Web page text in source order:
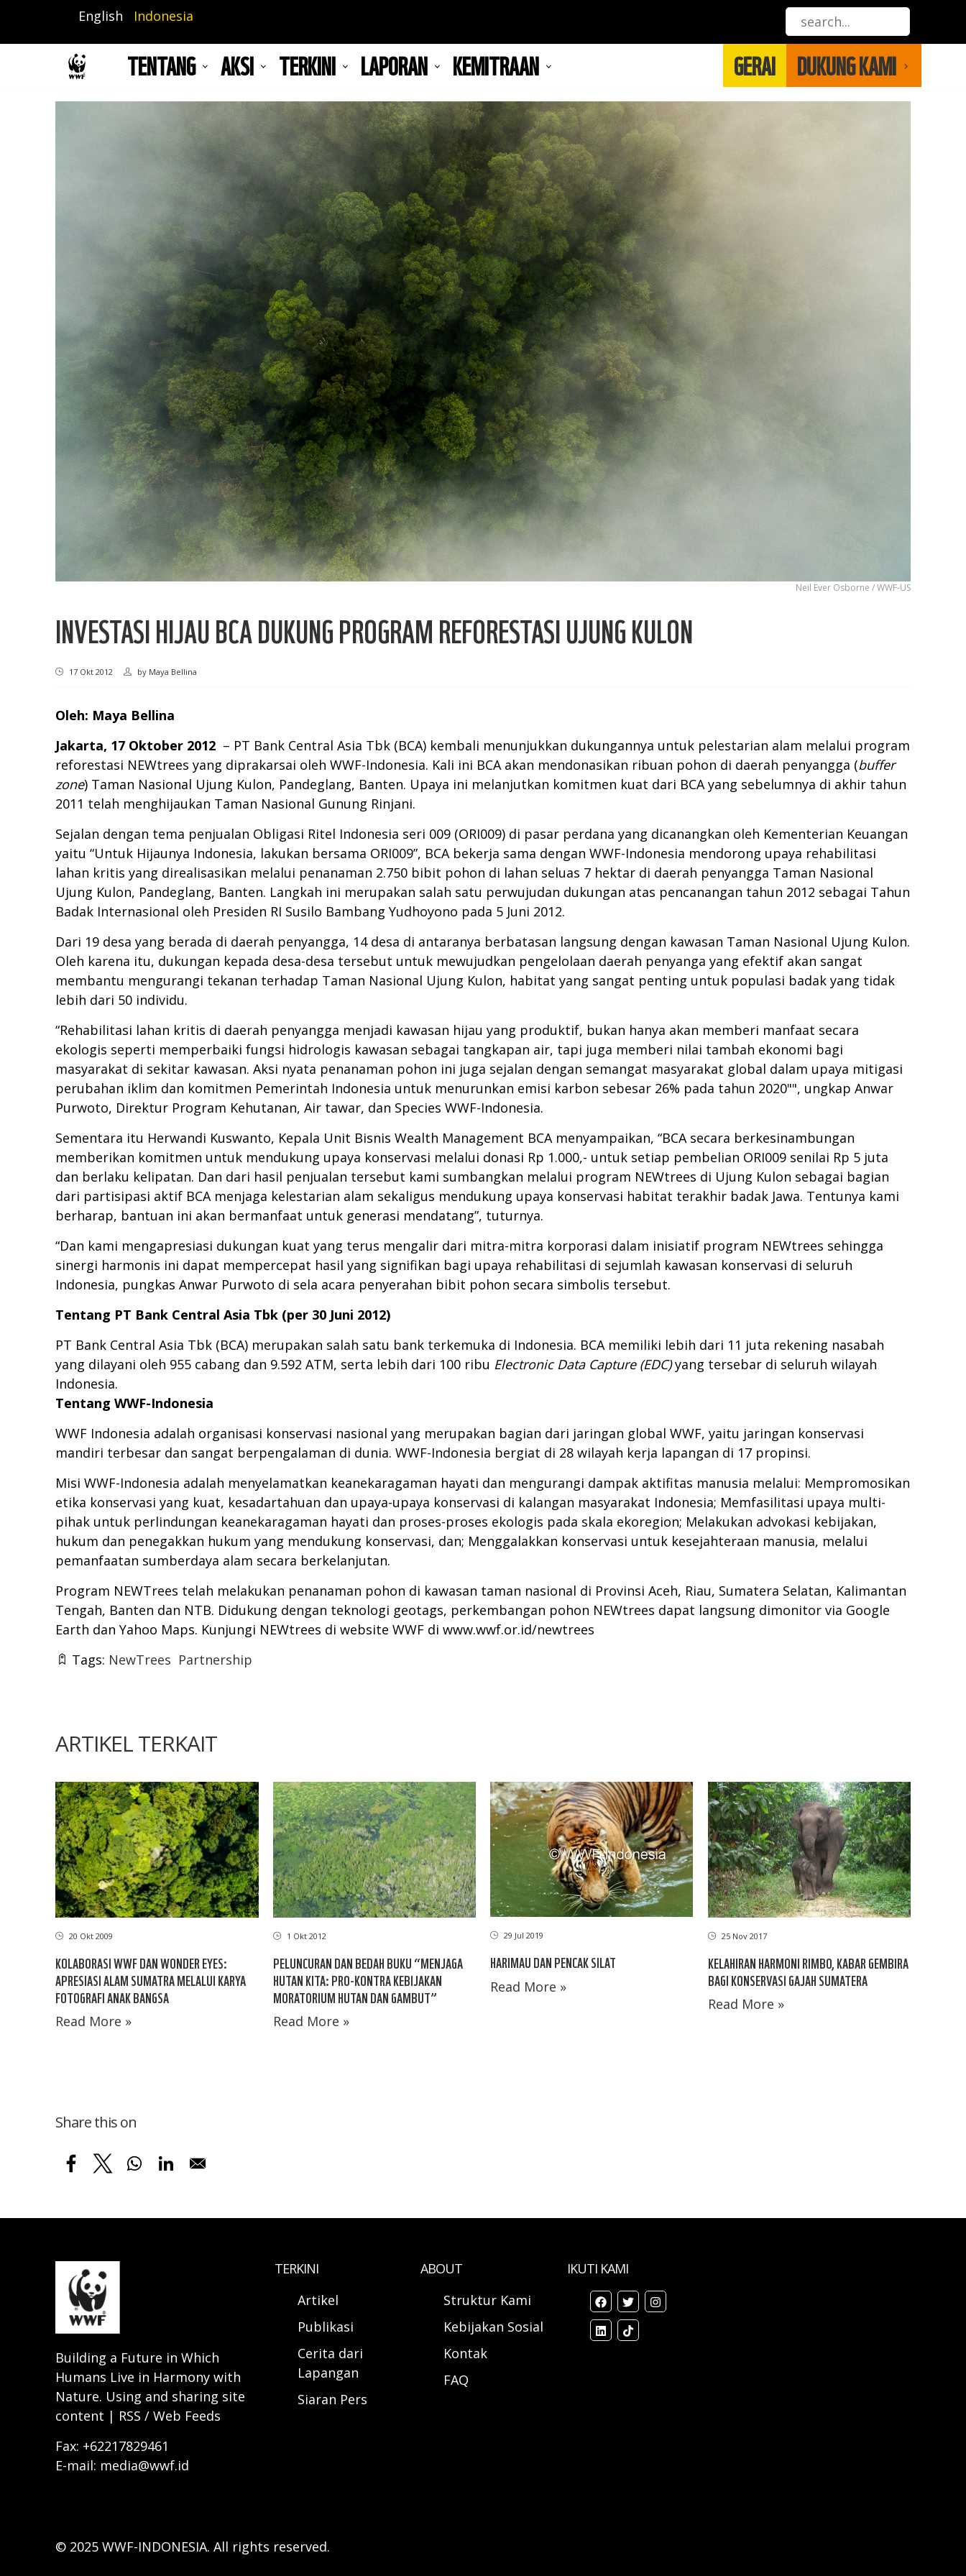
isi
English Indonesia
TENTANG AKSI TERKINI LAPORAN KEMITRAAN GERAI DUKUNG KAMI
Neil Ever Osborne / WWF-US
INVESTASI HIJAU BCA DUKUNG PROGRAM REFORESTASI UJUNG KULON
17 Okt 2012 by Maya Bellina
Oleh: Maya Bellina
Jakarta, 17 Oktober 2012 – PT Bank Central Asia Tbk (BCA) kembali menunjukkan dukungannya untuk pelestarian alam melalui program
reforestasi NEWtrees yang diprakarsai oleh WWF-Indonesia. Kali ini BCA akan mendonasikan ribuan pohon di daerah penyangga (buffer
zone) Taman Nasional Ujung Kulon, Pandeglang, Banten. Upaya ini melanjutkan komitmen kuat dari BCA yang sebelumnya di akhir tahun
2011 telah menghijaukan Taman Nasional Gunung Rinjani.
Sejalan dengan tema penjualan Obligasi Ritel Indonesia seri 009 (ORI009) di pasar perdana yang dicanangkan oleh Kementerian Keuangan
yaitu “Untuk Hijaunya Indonesia, lakukan bersama ORI009”, BCA bekerja sama dengan WWF-Indonesia mendorong upaya rehabilitasi
lahan kritis yang direalisasikan melalui penanaman 2.750 bibit pohon di lahan seluas 7 hektar di daerah penyangga Taman Nasional
Ujung Kulon, Pandeglang, Banten. Langkah ini merupakan salah satu perwujudan dukungan atas pencanangan tahun 2012 sebagai Tahun
Badak Internasional oleh Presiden RI Susilo Bambang Yudhoyono pada 5 Juni 2012.
Dari 19 desa yang berada di daerah penyangga, 14 desa di antaranya berbatasan langsung dengan kawasan Taman Nasional Ujung Kulon.
Oleh karena itu, dukungan kepada desa-desa tersebut untuk mewujudkan pengelolaan daerah penyanga yang efektif akan sangat
membantu mengurangi tekanan terhadap Taman Nasional Ujung Kulon, habitat yang sangat penting untuk populasi badak yang tidak
lebih dari 50 individu.
“Rehabilitasi lahan kritis di daerah penyangga menjadi kawasan hijau yang produktif, bukan hanya akan memberi manfaat secara
ekologis seperti memperbaiki fungsi hidrologis kawasan sebagai tangkapan air, tapi juga memberi nilai tambah ekonomi bagi
masyarakat di sekitar kawasan. Aksi nyata penanaman pohon ini juga sejalan dengan semangat masyarakat global dalam upaya mitigasi
perubahan iklim dan komitmen Pemerintah Indonesia untuk menurunkan emisi karbon sebesar 26% pada tahun 2020"", ungkap Anwar
Purwoto, Direktur Program Kehutanan, Air tawar, dan Species WWF-Indonesia.
Sementara itu Herwandi Kuswanto, Kepala Unit Bisnis Wealth Management BCA menyampaikan, “BCA secara berkesinambungan
memberikan komitmen untuk mendukung upaya konservasi melalui donasi Rp 1.000,- untuk setiap pembelian ORI009 senilai Rp 5 juta
dan berlaku kelipatan. Dan dari hasil penjualan tersebut kami sumbangkan melalui program NEWtrees di Ujung Kulon sebagai bagian
dari partisipasi aktif BCA menjaga kelestarian alam sekaligus mendukung upaya konservasi habitat terakhir badak Jawa. Tentunya kami
berharap, bantuan ini akan bermanfaat untuk generasi mendatang”, tuturnya.
“Dan kami mengapresiasi dukungan kuat yang terus mengalir dari mitra-mitra korporasi dalam inisiatif program NEWtrees sehingga
sinergi harmonis ini dapat mempercepat hasil yang signifikan bagi upaya rehabilitasi di sejumlah kawasan konservasi di seluruh
Indonesia, pungkas Anwar Purwoto di sela acara penyerahan bibit pohon secara simbolis tersebut.
Tentang PT Bank Central Asia Tbk (per 30 Juni 2012)
PT Bank Central Asia Tbk (BCA) merupakan salah satu bank terkemuka di Indonesia. BCA memiliki lebih dari 11 juta rekening nasabah
yang dilayani oleh 955 cabang dan 9.592 ATM, serta lebih dari 100 ribu Electronic Data Capture (EDC)yang tersebar di seluruh wilayah
Indonesia.
Tentang WWF-Indonesia
WWF Indonesia adalah organisasi konservasi nasional yang merupakan bagian dari jaringan global WWF, yaitu jaringan konservasi
mandiri terbesar dan sangat berpengalaman di dunia. WWF-Indonesia bergiat di 28 wilayah kerja lapangan di 17 propinsi.
Misi WWF-Indonesia adalah menyelamatkan keanekaragaman hayati dan mengurangi dampak aktifitas manusia melalui: Mempromosikan
etika konservasi yang kuat, kesadartahuan dan upaya-upaya konservasi di kalangan masyarakat Indonesia; Memfasilitasi upaya multi-
pihak untuk perlindungan keanekaragaman hayati dan proses-proses ekologis pada skala ekoregion; Melakukan advokasi kebijakan,
hukum dan penegakkan hukum yang mendukung konservasi, dan; Menggalakkan konservasi untuk kesejahteraan manusia, melalui
pemanfaatan sumberdaya alam secara berkelanjutan.
Program NEWTrees telah melakukan penanaman pohon di kawasan taman nasional di Provinsi Aceh, Riau, Sumatera Selatan, Kalimantan
Tengah, Banten dan NTB. Didukung dengan teknologi geotags, perkembangan pohon NEWtrees dapat langsung dimonitor via Google
Earth dan Yahoo Maps. Kunjungi NEWtrees di website WWF di www.wwf.or.id/newtrees
Tags: NewTrees Partnership
ARTIKEL TERKAIT
20 Okt 2009
KOLABORASI WWF DAN WONDER EYES:
APRESIASI ALAM SUMATRA MELALUI KARYA
FOTOGRAFI ANAK BANGSA
Read More »
1 Okt 2012
PELUNCURAN DAN BEDAH BUKU “MENJAGA
HUTAN KITA: PRO-KONTRA KEBIJAKAN
MORATORIUM HUTAN DAN GAMBUT”
Read More »
29 Jul 2019
HARIMAU DAN PENCAK SILAT
Read More »
25 Nov 2017
KELAHIRAN HARMONI RIMBO, KABAR GEMBIRA
BAGI KONSERVASI GAJAH SUMATERA
Read More »
Share this on
Building a Future in Which
Humans Live in Harmony with
Nature. Using and sharing site
content | RSS / Web Feeds
Fax: +62217829461
E-mail: media@wwf.id
TERKINI
Artikel
Publikasi
Cerita dari
Lapangan
Siaran Pers
ABOUT
Struktur Kami
Kebijakan Sosial
Kontak
FAQ
IKUTI KAMI
© 2025 WWF-INDONESIA. All rights reserved.